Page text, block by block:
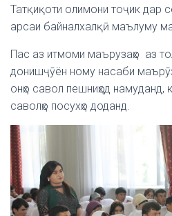
Татқиқоти олимони тоҷик дар
арсаи байналхалқӣ маълуму
Пас аз итмоми маърузаҳо аз
донишҷӯён ному насаби
онҳо савол пешниҳод
саволҳо посухҳо доданд.